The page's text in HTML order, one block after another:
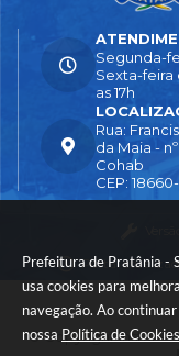
Prefeitura de Pratânia -
usa cookies para
navegação. Ao
nossa Política de Cookies
Rua:
da Maia - nº
Cohab
CEP:
Segunda-
Sexta-feira
as 17h
Portal
© Copyright Instar -